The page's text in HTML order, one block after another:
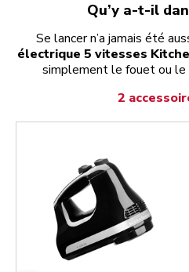
Qu’y a-t-il
Se lancer n’a jamais été
électrique 5 vitesses
simplement le fouet ou le
2